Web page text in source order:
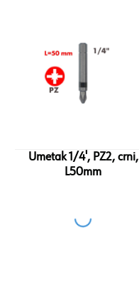
Umetak 1/4', PZ2, crni,
L50mm